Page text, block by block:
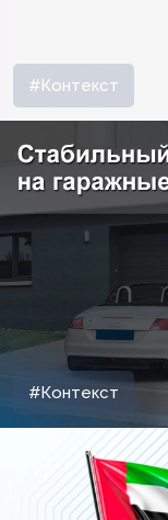
#Контекст
#Контекст